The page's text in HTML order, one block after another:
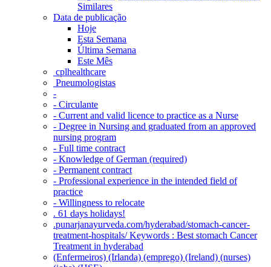
Similares
Data de publicação
Hoje
Esta Semana
Última Semana
Este Mês
‎ cplhealthcare‬
Pneumologistas
-
- Circulante
- Current and valid licence to practice as a Nurse
- Degree in Nursing and graduated from an approved
nursing program
- Full time contract
- Knowledge of German (required)
- Permanent contract
- Professional experience in the intended field of
practice
- Willingness to relocate
. 61 days holidays!
.punarjanayurveda.com/hyderabad/stomach-cancer-
treatment-hospitals/ Keywords : Best stomach Cancer
Treatment in hyderabad
(Enfermeiros) (Irlanda) (emprego) (Ireland) (nurses)